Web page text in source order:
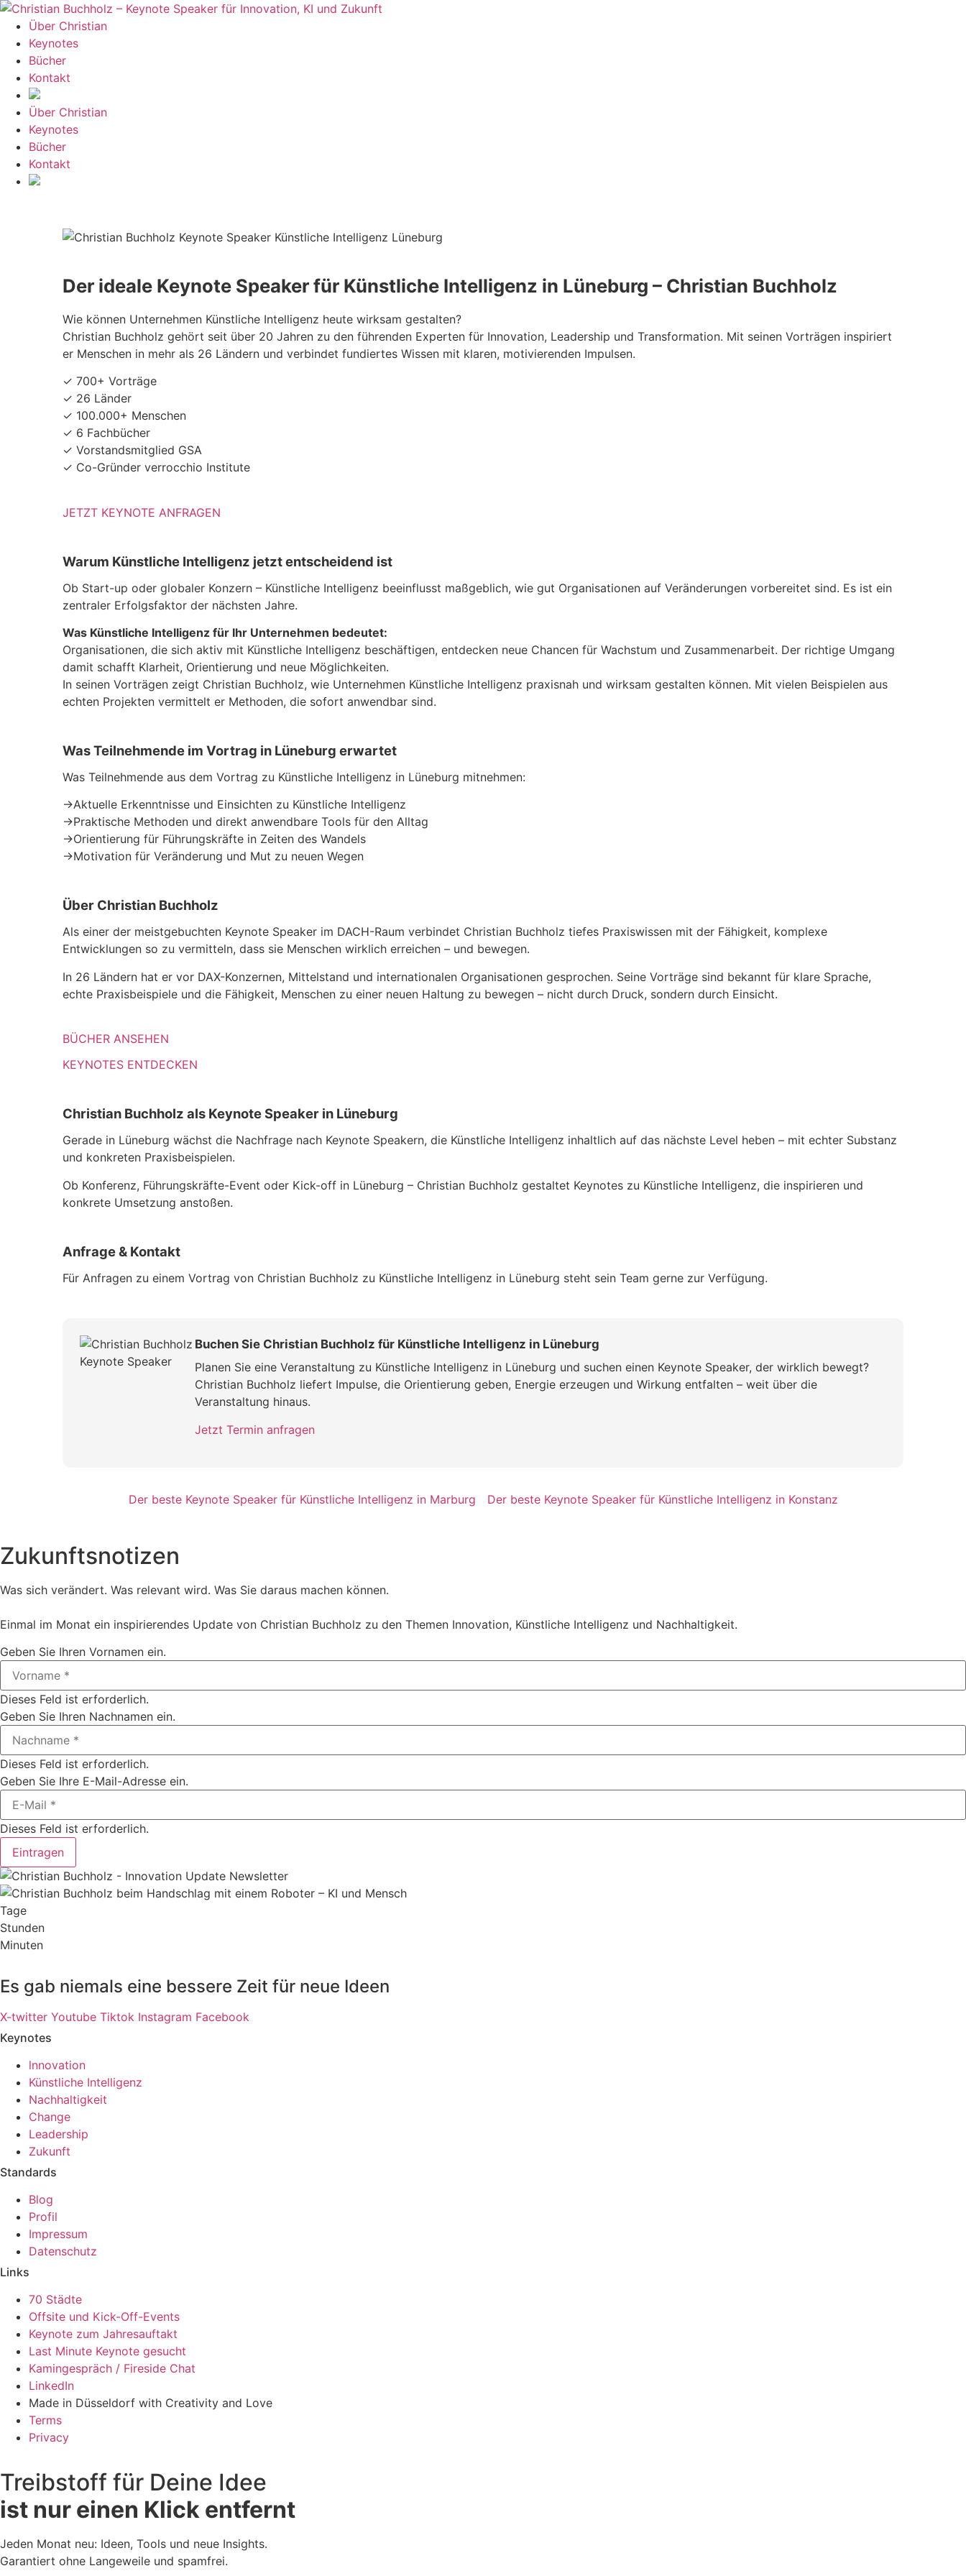
Zum
Inhalt
springen
Über Christian
Keynotes
Bücher
Kontakt
Über Christian
Keynotes
Bücher
Kontakt
Der ideale Keynote Speaker für Künstliche Intelligenz in Lüneburg – Christian Buchholz
Wie können Unternehmen Künstliche Intelligenz heute wirksam gestalten?
Christian Buchholz gehört seit über 20 Jahren zu den führenden Experten für Innovation, Leadership und Transformation. Mit seinen Vorträgen inspiriert
er Menschen in mehr als 26 Ländern und verbindet fundiertes Wissen mit klaren, motivierenden Impulsen.
✓ 700+ Vorträge
✓ 26 Länder
✓ 100.000+ Menschen
✓ 6 Fachbücher
✓ Vorstandsmitglied GSA
✓ Co-Gründer verrocchio Institute
JETZT KEYNOTE ANFRAGEN
Warum Künstliche Intelligenz jetzt entscheidend ist
Ob Start-up oder globaler Konzern – Künstliche Intelligenz beeinflusst maßgeblich, wie gut Organisationen auf Veränderungen vorbereitet sind. Es ist ein
zentraler Erfolgsfaktor der nächsten Jahre.
Was Künstliche Intelligenz für Ihr Unternehmen bedeutet:
Organisationen, die sich aktiv mit Künstliche Intelligenz beschäftigen, entdecken neue Chancen für Wachstum und Zusammenarbeit. Der richtige Umgang
damit schafft Klarheit, Orientierung und neue Möglichkeiten.
In seinen Vorträgen zeigt Christian Buchholz, wie Unternehmen Künstliche Intelligenz praxisnah und wirksam gestalten können. Mit vielen Beispielen aus
echten Projekten vermittelt er Methoden, die sofort anwendbar sind.
Was Teilnehmende im Vortrag in Lüneburg erwartet
Was Teilnehmende aus dem Vortrag zu Künstliche Intelligenz in Lüneburg mitnehmen:
→Aktuelle Erkenntnisse und Einsichten zu Künstliche Intelligenz
→Praktische Methoden und direkt anwendbare Tools für den Alltag
→Orientierung für Führungskräfte in Zeiten des Wandels
→Motivation für Veränderung und Mut zu neuen Wegen
Über Christian Buchholz
Als einer der meistgebuchten Keynote Speaker im DACH-Raum verbindet Christian Buchholz tiefes Praxiswissen mit der Fähigkeit, komplexe
Entwicklungen so zu vermitteln, dass sie Menschen wirklich erreichen – und bewegen.
In 26 Ländern hat er vor DAX-Konzernen, Mittelstand und internationalen Organisationen gesprochen. Seine Vorträge sind bekannt für klare Sprache,
echte Praxisbeispiele und die Fähigkeit, Menschen zu einer neuen Haltung zu bewegen – nicht durch Druck, sondern durch Einsicht.
BÜCHER ANSEHEN
KEYNOTES ENTDECKEN
Christian Buchholz als Keynote Speaker in Lüneburg
Gerade in Lüneburg wächst die Nachfrage nach Keynote Speakern, die Künstliche Intelligenz inhaltlich auf das nächste Level heben – mit echter Substanz
und konkreten Praxisbeispielen.
Ob Konferenz, Führungskräfte-Event oder Kick-off in Lüneburg – Christian Buchholz gestaltet Keynotes zu Künstliche Intelligenz, die inspirieren und
konkrete Umsetzung anstoßen.
Anfrage & Kontakt
Für Anfragen zu einem Vortrag von Christian Buchholz zu Künstliche Intelligenz in Lüneburg steht sein Team gerne zur Verfügung.
Buchen Sie Christian Buchholz für Künstliche Intelligenz in Lüneburg
Planen Sie eine Veranstaltung zu Künstliche Intelligenz in Lüneburg und suchen einen Keynote Speaker, der wirklich bewegt?
Christian Buchholz liefert Impulse, die Orientierung geben, Energie erzeugen und Wirkung entfalten – weit über die
Veranstaltung hinaus.
Jetzt Termin anfragen
Der beste Keynote Speaker für Künstliche Intelligenz in Marburg Der beste Keynote Speaker für Künstliche Intelligenz in Konstanz
Zukunftsnotizen
Was sich verändert. Was relevant wird. Was Sie daraus machen können.
Einmal im Monat ein inspirierendes Update von Christian Buchholz zu den Themen Innovation, Künstliche Intelligenz und Nachhaltigkeit.
Geben Sie Ihren Vornamen ein.
Dieses Feld ist erforderlich.
Geben Sie Ihren Nachnamen ein.
Dieses Feld ist erforderlich.
Geben Sie Ihre E-Mail-Adresse ein.
Dieses Feld ist erforderlich.
Eintragen
Tage
Stunden
Minuten
Es gab niemals eine bessere Zeit für neue Ideen
X-twitter Youtube Tiktok Instagram Facebook
Keynotes
lnnovation
Künstliche Intelligenz
Nachhaltigkeit
Change
Leadership
Zukunft
Standards
Blog
Profil
Impressum
Datenschutz
Links
70 Städte
Offsite und Kick-Off-Events
Keynote zum Jahresauftakt
Last Minute Keynote gesucht
Kamingespräch / Fireside Chat
LinkedIn
Made in Düsseldorf with Creativity and Love
Terms
Privacy
Treibstoff für Deine Idee
ist nur einen Klick entfernt
Jeden Monat neu: Ideen, Tools und neue Insights.
Garantiert ohne Langeweile und spamfrei.